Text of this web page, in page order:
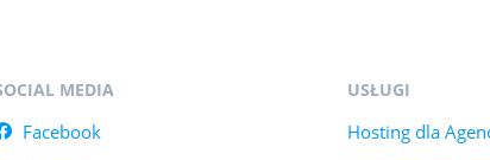
MEDIA
Facebook
USŁUGI
Hosting dla